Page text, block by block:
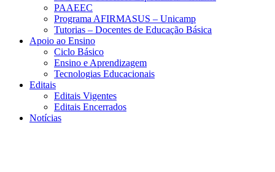
PAAEEC
Programa AFIRMASUS – Unicamp
Tutorias – Docentes de Educação Básica
Apoio ao Ensino
Ciclo Básico
Ensino e Aprendizagem
Tecnologias Educacionais
Editais
Editais Vigentes
Editais Encerrados
Notícias